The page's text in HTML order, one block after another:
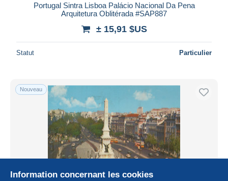
Portugal Sintra Lisboa Palácio Nacional Da Pena
Arquitetura Oblitérada #SAP887
± 15,91 $US
Statut Particulier
Nouveau
Information concernant les cookies